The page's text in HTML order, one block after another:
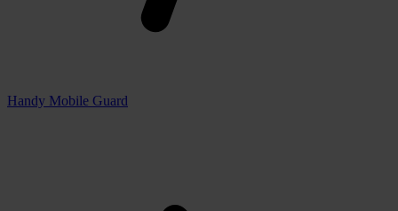
Handy Mobile Guard